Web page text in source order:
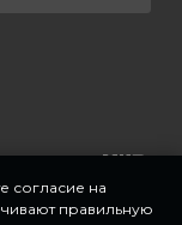
согласие на
правильную